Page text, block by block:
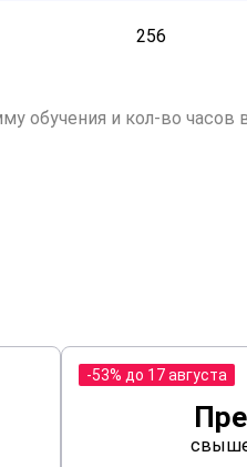
256
обучения и кол-во часов
-53% до 17 августа
свыше